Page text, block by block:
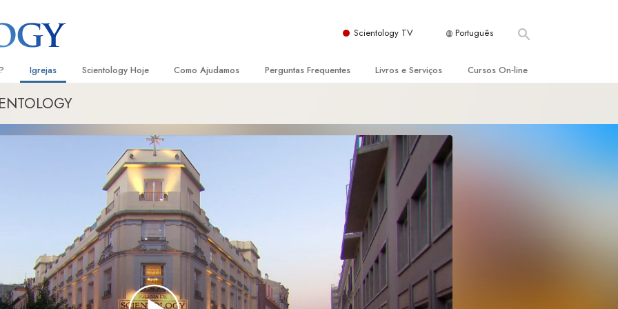
Scientology TV Português
Scientology
Dizem
de Scientology
Igrejas
Localizar uma Igreja
Igrejas Ideais de Scientology
Organizações Avançadas
Base em Terra de Flag
A levar Scientology ao Mundo
Scientology Hoje
Eventos de Scientology
David Miscavige — Líder Eclesiástico
de Scientology
Como Ajudamos
Escolástica Aplicada
Criminon
Narconon
A Verdade sobre as Drogas
Unidos para os Direitos Humanos
Comissão dos Cidadãos para os
Direitos Humanos
Perguntas Frequentes
Dentro duma Igreja
A Organização de Scientology
Livros e Serviços
Audiolivros
Conferências Introdutórias
Filmes Introdutórios
Serviços Introdutórios
Cursos On‑line
As Dinâmicas da Existência
Os Componentes da Compreensão
Soluções para Um Ambiente Perigoso
Ajudas para Doenças e Ferimentos
Integridade e Honestidade
Casamento
A Escala de Tom Emocional